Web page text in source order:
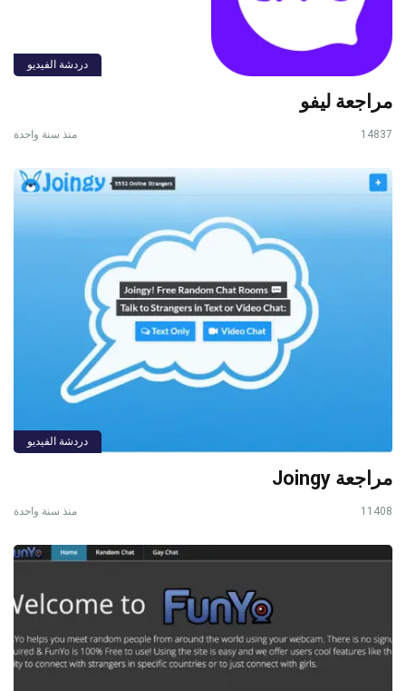
دردشة الفيديو
مراجعة ليفو
منذ سنة واحدة 14837
دردشة الفيديو
مراجعة Joingy
منذ سنة واحدة 11408